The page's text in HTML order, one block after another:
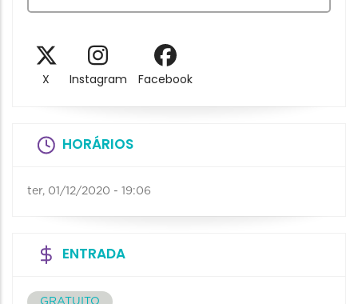
X Instagram Facebook
HORÁRIOS
ter, 01/12/2020 - 19:06
ENTRADA
GRATUITO